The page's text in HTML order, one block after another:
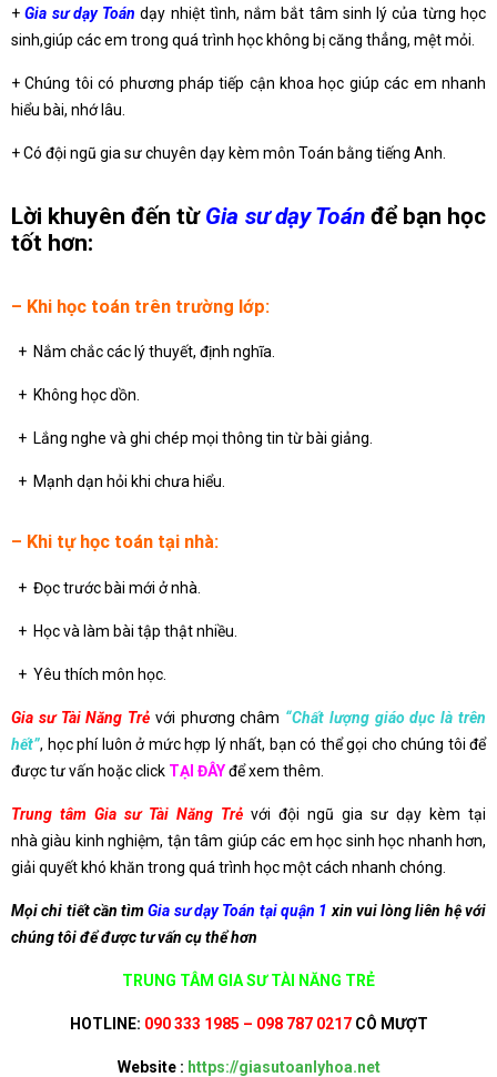
+Gia sư dạy Toán dạy nhiệt tình, nắm bắt tâm sinh lý của từng học
sinh,giúp các em trong quá trình học không bị căng thẳng, mệt mỏi.
+ Chúng tôi có phương pháp tiếp cận khoa học giúp các em nhanh
hiểu bài, nhớ lâu.
+ Có đội ngũ gia sư chuyên dạy kèm môn Toán bằng tiếng Anh.
Lời khuyên đến từ Gia sư dạy Toánđể bạn học
tốt hơn:
– Khi học toán trên trường lớp:
+ Nắm chắc các lý thuyết, định nghĩa.
+ Không học dồn.
+ Lắng nghe và ghi chép mọi thông tin từ bài giảng.
+ Mạnh dạn hỏi khi chưa hiểu.
– Khi tự học toán tại nhà:
+ Đọc trước bài mới ở nhà.
+ Học và làm bài tập thật nhiều.
+ Yêu thích môn học.
Gia sư Tài Năng Trẻ với phương châm “Chất lượng giáo dục là trên
hết”, học phí luôn ở mức hợp lý nhất, bạn có thể gọi cho chúng tôi để
được tư vấn hoặc click TẠI ĐÂYđể xem thêm.
Trung tâm Gia sư Tài Năng Trẻ với đội ngũ gia sư dạy kèm tại
nhà giàu kinh nghiệm, tận tâm giúp các em học sinh học nhanh hơn,
giải quyết khó khăn trong quá trình học một cách nhanh chóng.
Mọi chi tiết cần tìmGia sư dạy Toán tại quận 1 xin vui lòng liên hệ với
chúng tôi để được tư vấn cụ thể hơn
TRUNG TÂM GIA SƯ TÀI NĂNG TRẺ
HOTLINE: 090 333 1985 – 098 787 0217 CÔ MƯỢT
Website : https://giasutoanlyhoa.net